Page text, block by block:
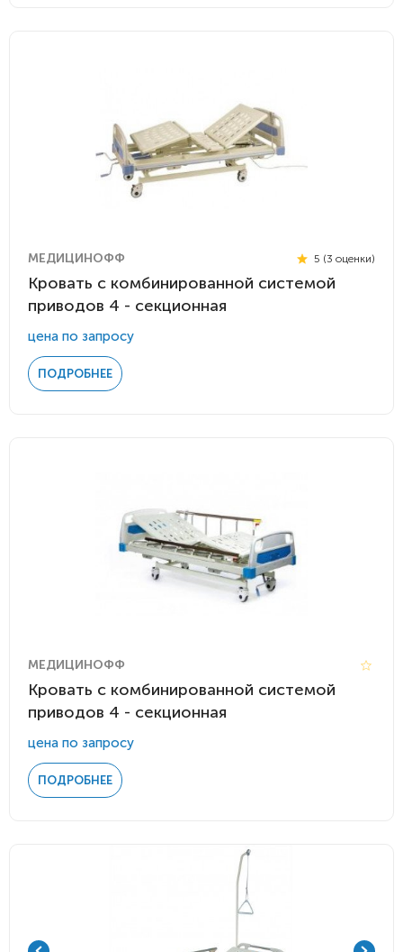
МЕДИЦИНОФФ 5 (3 оценки)
Кровать с комбинированной системой
приводов 4 - секционная
цена по запросу
ПОДРОБНЕЕ
МЕДИЦИНОФФ
Кровать с комбинированной системой
приводов 4 - секционная
цена по запросу
ПОДРОБНЕЕ